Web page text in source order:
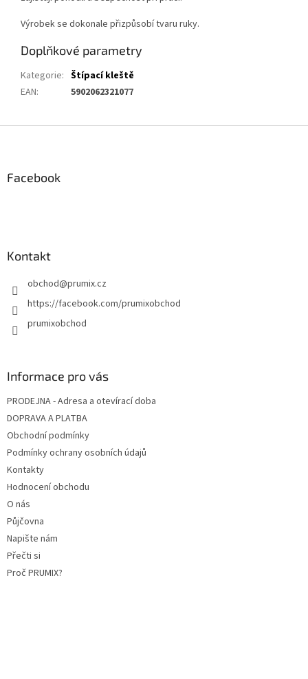
Výrobek se dokonale přizpůsobí tvaru ruky.
Doplňkové parametry
Kategorie: Štípací kleště
EAN: 5902062321077
Facebook
Kontakt
obchod@prumix.cz
https://facebook.com/prumixobchod
prumixobchod
Informace pro vás
PRODEJNA - Adresa a otevírací doba
DOPRAVA A PLATBA
Obchodní podmínky
Podmínky ochrany osobních údajů
Kontakty
Hodnocení obchodu
O nás
Půjčovna
Napište nám
Přečti si
Proč PRUMIX?